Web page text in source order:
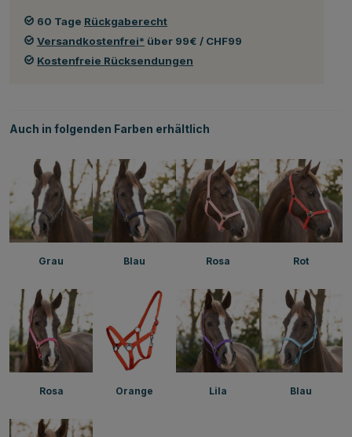
60 Tage Rückgaberecht
Versandkostenfrei* über 99€ / CHF99
Kostenfreie Rücksendungen
Auch in folgenden Farben erhältlich
Grau Blau Rosa Rot
Rosa Orange Lila Blau